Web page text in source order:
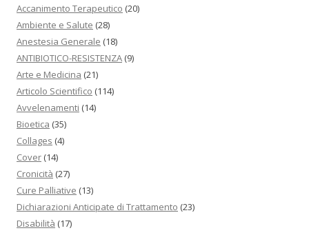
Accanimento Terapeutico (20)
Ambiente e Salute (28)
Anestesia Generale (18)
ANTIBIOTICO-RESISTENZA (9)
Arte e Medicina (21)
Articolo Scientifico (114)
Avvelenamenti (14)
Bioetica (35)
Collages (4)
Cover (14)
Cronicità (27)
Cure Palliative (13)
Dichiarazioni Anticipate di Trattamento (23)
Disabilità (17)